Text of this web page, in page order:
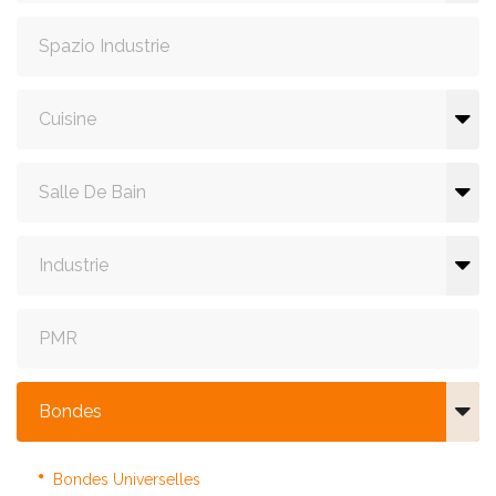
Spazio Industrie
Cuisine
Salle De Bain
Industrie
PMR
Bondes
Bondes Universelles